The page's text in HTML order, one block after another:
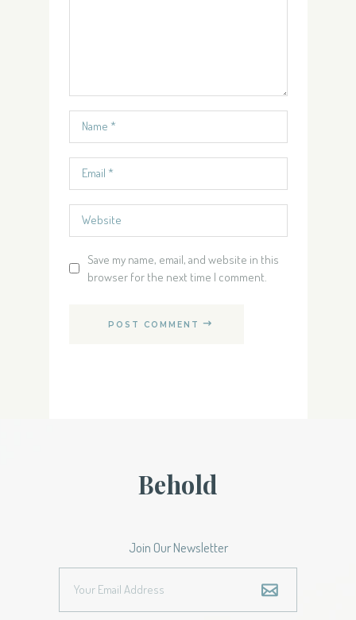
Save my name, email, and website in this
browser for the next time I comment.
POST COMMENT
Behold
Join Our Newsletter